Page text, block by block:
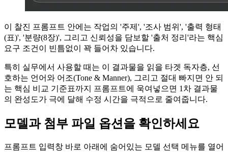
이 찰진 프롬프트 안에는 작업의 '주제', '조사 범위', '출력 형태
(표)', '분량(8장)', 그리고 신뢰성을 담보할 '출처 정리'라는 핵심
요구 조건이 빈틈없이 꽉 들어차 있습니다.
특히 실무에서 사용할 때는 이 결과물을 읽을 타겟 독자층, 선
호하는 언어와 어조(Tone & Manner), 그리고 절대 빠지면 안 되
는 핵심 비교 기준표까지 프롬프트에 욱여넣으면 1차 결과물
의 완성도가 극에 달해 수정 시간을 극적으로 줄여줍니다.
모델과 첨부 파일 옵션을 확인하세요
프롬프트 입력창 바로 아래에 숨어있는 모델 선택 메뉴를 열어